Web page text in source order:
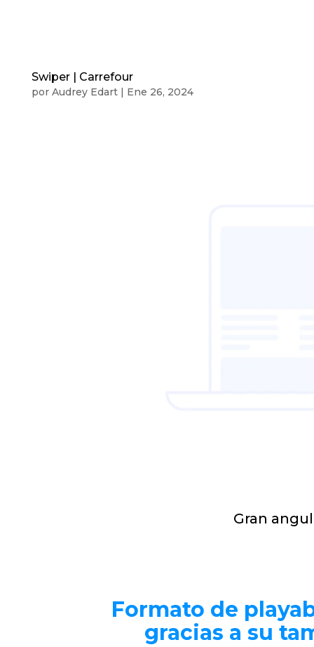
Swiper | Carrefour
por Audrey Edart| Ene 26, 2024
Gran
Formato de
gracias a su